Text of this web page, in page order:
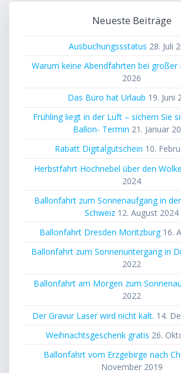
Neueste Beiträge
Ausbuchungssstatus 28. Juli
Warum keine Abendfahrten bei großer
2026
Das Büro hat Urlaub 19. Juni
Frühling liegt in der Luft – sichern Sie
Ballon- Termin 21. Januar
Rabatt Digitalgutschein 10.
Herbstfahrt Hochnebel über den
2024
Ballonfahrt zum Sonnenaufgang in
Schweiz 12. August 2024
Ballonfahrt Dresden Moritzburg 16.
Ballonfahrt zum Sonnenuntergang in
2022
Ballonfahrt am Morgen zum
2022
Der Gravur Laser wird nicht kalt. 14.
Weihnachtsgeschenk gratis 26.
Ballonfahrt vom Erzgebirge nach
November 2019